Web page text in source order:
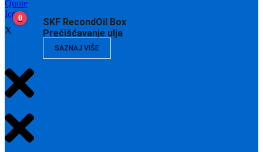
SKF RecondOil Box
Prečišćavanje ulja
SAZNAJ VIŠE
0
X